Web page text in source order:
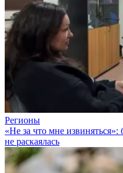
Регионы
«Не за что мне
не раскаялась